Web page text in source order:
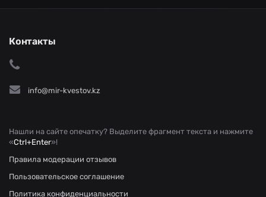
Контакты
info@mir-kvestov.kz
Нашли на сайте опечатку? Выделите фрагмент текста и нажмите
«Ctrl+Enter»!
Правила модерации отзывов
Пользовательское соглашение
Политика конфиденциальности